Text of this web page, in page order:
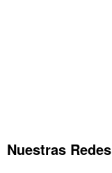
Nuestras Redes